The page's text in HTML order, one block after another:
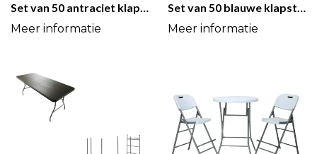
Set van 50 antraciet klapstoelen + trolley Set van 50 blauwe klapstoelen + trolley